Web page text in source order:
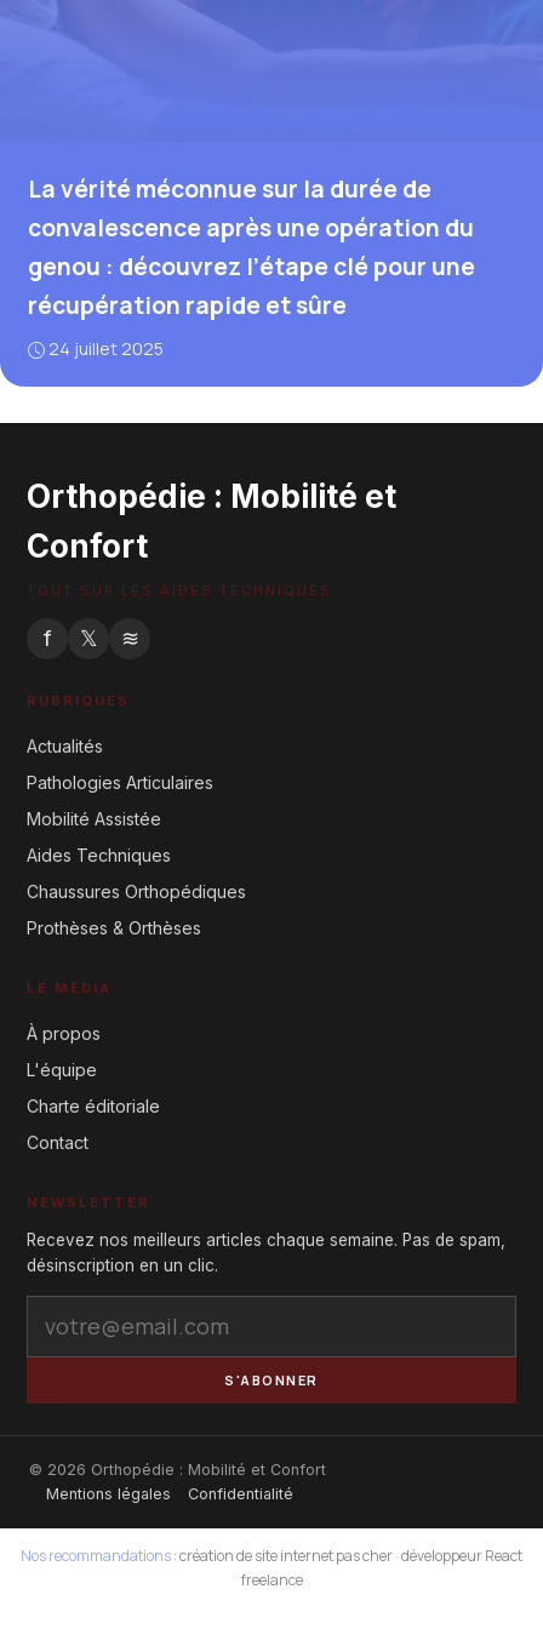
La vérité méconnue sur la durée de
convalescence après une opération du
genou : découvrez l’étape clé pour une
récupération rapide et sûre
24 juillet 2025
Orthopédie : Mobilité et
Confort
TOUT SUR LES AIDES TECHNIQUES
f 𝕏 ≋
RUBRIQUES
Actualités
Pathologies Articulaires
Mobilité Assistée
Aides Techniques
Chaussures Orthopédiques
Prothèses & Orthèses
LE MÉDIA
À propos
L'équipe
Charte éditoriale
Contact
NEWSLETTER
Recevez nos meilleurs articles chaque semaine. Pas de spam,
désinscription en un clic.
S'ABONNER
© 2026 Orthopédie : Mobilité et Confort
Mentions légales
Confidentialité
Nos recommandations :création de site internet pas cher·développeur React
freelance